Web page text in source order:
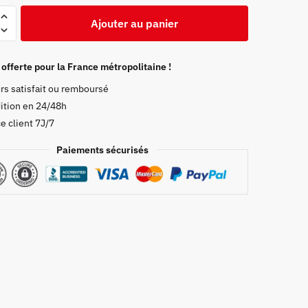
Ajouter au panier
pour la France métropolitaine !
satisfait ou remboursé
en 24/48h
client 7J/7
Paiements sécurisés